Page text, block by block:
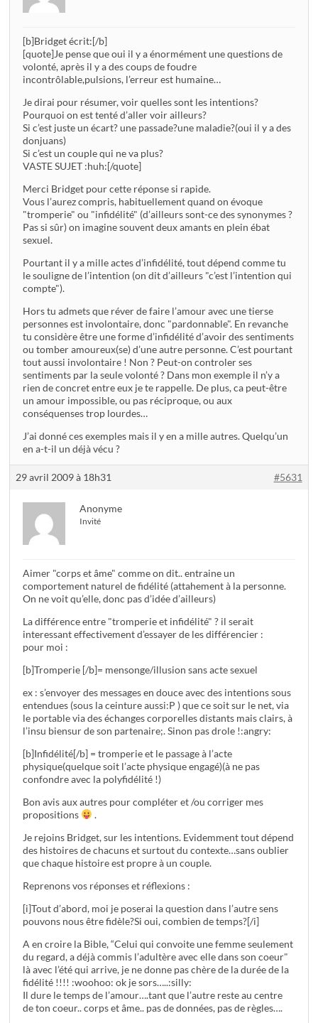
[b]Bridget écrit:[/b]
[quote]Je pense que oui il y a énormément une questions de
volonté, après il y a des coups de foudre
incontrôlable,pulsions, l’erreur est humaine…
Je dirai pour résumer, voir quelles sont les intentions?
Pourquoi on est tenté d’aller voir ailleurs?
Si c’est juste un écart? une passade?une maladie?(oui il y a des
donjuans)
Si c’est un couple qui ne va plus?
VASTE SUJET :huh:[/quote]
Merci Bridget pour cette réponse si rapide.
Vous l’aurez compris, habituellement quand on évoque
"tromperie" ou "infidélité" (d’ailleurs sont-ce des synonymes ?
Pas si sûr) on imagine souvent deux amants en plein ébat
sexuel.
Pourtant il y a mille actes d’infidélité, tout dépend comme tu
le souligne de l’intention (on dit d’ailleurs "c’est l’intention qui
compte").
Hors tu admets que réver de faire l’amour avec une tierse
personnes est involontaire, donc "pardonnable". En revanche
tu considère être une forme d’infidélité d’avoir des sentiments
ou tomber amoureux(se) d’une autre personne. C’est pourtant
tout aussi involontaire ! Non ? Peut-on controler ses
sentiments par la seule volonté ? Dans mon exemple il n’y a
rien de concret entre eux je te rappelle. De plus, ca peut-être
un amour impossible, ou pas réciproque, ou aux
conséquenses trop lourdes…
J’ai donné ces exemples mais il y en a mille autres. Quelqu’un
en a-t-il un déjà vécu ?
29 avril 2009 à 18h31 #5631
Anonyme
Invité
Aimer "corps et âme" comme on dit.. entraine un
comportement naturel de fidélité (attahement à la personne.
On ne voit qu’elle, donc pas d’idée d’ailleurs)
La différence entre "tromperie et infidélité" ? il serait
interessant effectivement d’essayer de les différencier :
pour moi :
[b]Tromperie [/b]= mensonge/illusion sans acte sexuel
ex : s’envoyer des messages en douce avec des intentions sous
entendues (sous la ceinture aussi:P ) que ce soit sur le net, via
le portable via des échanges corporelles distants mais clairs, à
l’insu biensur de son partenaire;. Sinon pas drole !:angry:
[b]Infidélité[/b] = tromperie et le passage à l’acte
physique(quelque soit l’acte physique engagé)(à ne pas
confondre avec la polyfidélité !)
Bon avis aux autres pour compléter et /ou corriger mes
propositions
.
Je rejoins Bridget, sur les intentions. Evidemment tout dépend
des histoires de chacuns et surtout du contexte…sans oublier
que chaque histoire est propre à un couple.
Reprenons vos réponses et réflexions :
[i]Tout d’abord, moi je poserai la question dans l’autre sens
pouvons nous être fidèle?Si oui, combien de temps?[/i]
A en croire la Bible, “Celui qui convoite une femme seulement
du regard, a déjà commis l’adultère avec elle dans son coeur"
là avec l’été qui arrive, je ne donne pas chère de la durée de la
fidélité !!!! :woohoo: ok je sors…..:silly:
Il dure le temps de l’amour….tant que l’autre reste au centre
de ton coeur.. corps et âme.. pas de données, pas de règles….